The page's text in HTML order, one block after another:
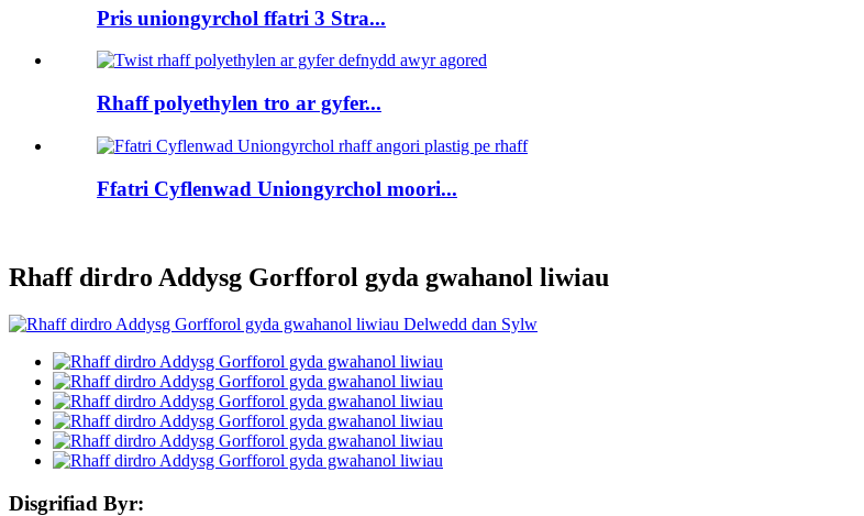
Pris uniongyrchol ffatri 3 Stra...
Rhaff polyethylen tro ar gyfer...
Ffatri Cyflenwad Uniongyrchol moori...
Rhaff dirdro Addysg Gorfforol gyda gwahanol liwiau
Disgrifiad Byr: